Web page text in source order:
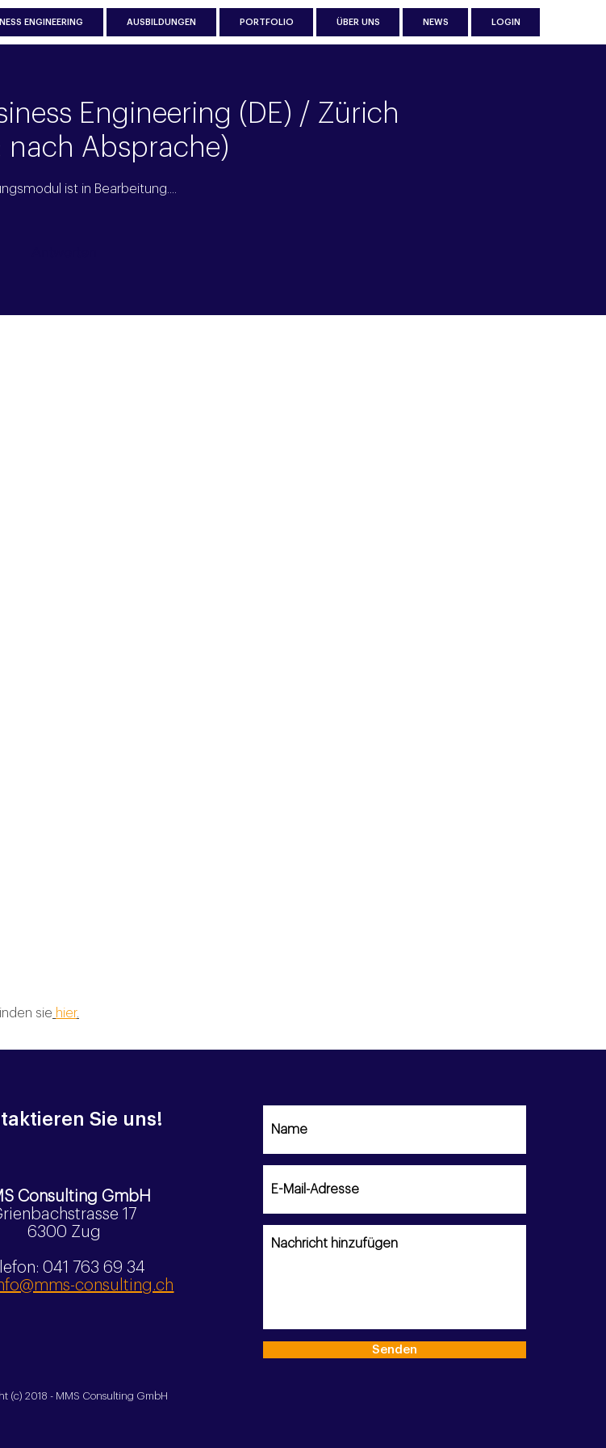
ENGINEERING AUSBILDUNGEN PORTFOLIO ÜBER UNS NEWS LOGIN
Engineering (DE) / Zürich
nach Absprache)
ist in Bearbeitung....
sie hier.
Sie uns!
Consulting GmbH
17
6300 Zug
041 763 69 34
consulting.ch
(c) 2018 - MMS Consulting GmbH
Senden